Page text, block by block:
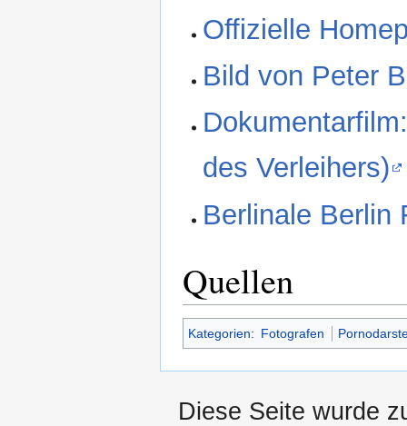
Offizielle
Bild von Peter
des Verleihers)
Berlinale Berlin
Quellen
Kategorien: Fotografen
Diese Seite wurde